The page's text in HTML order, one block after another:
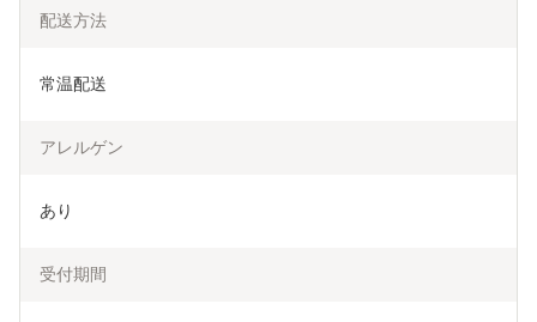
配送方法
常温配送
アレルゲン
あり
受付期間